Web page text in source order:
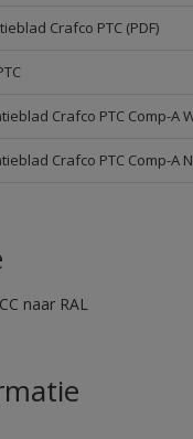
Crafco PTC (PDF)
Crafco PTC Comp-A
Crafco PTC Comp-A
naar RAL